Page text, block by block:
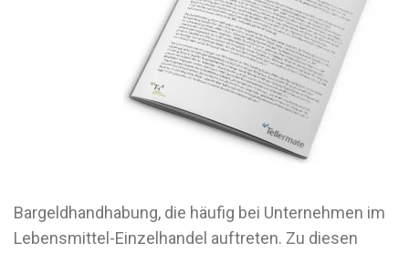
Bargeldhandhabung, die häufig bei Unternehmen im
Lebensmittel-Einzelhandel auftreten. Zu diesen